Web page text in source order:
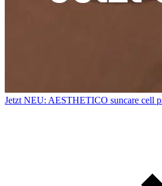
Jetzt NEU: AESTHETICO suncare cell